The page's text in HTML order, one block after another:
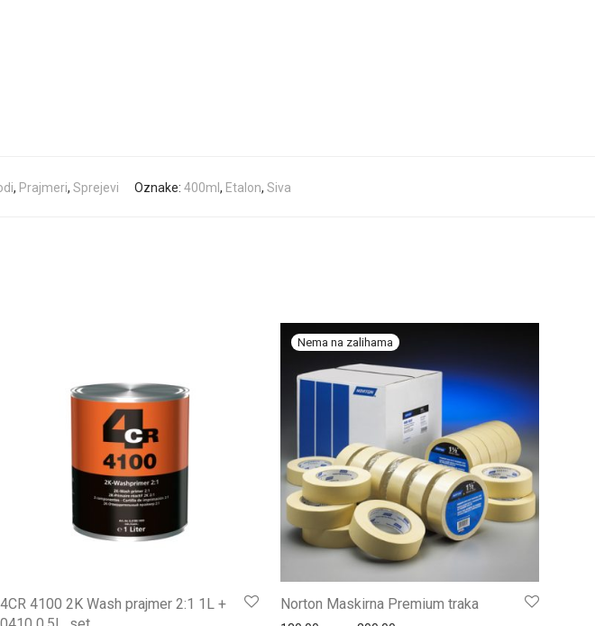
, Prajmeri, Sprejevi Oznake: 400ml , Etalon, Siva
4CR 4100 2K Wash prajmer 2:1 1L +
Norton Maskirna Premium traka